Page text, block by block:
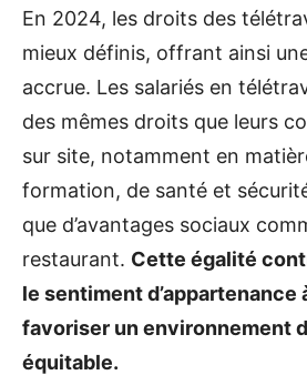
En 2024, les droits des
mieux définis, offrant ainsi
accrue. Les salariés en
des mêmes droits que leurs
sur site, notamment en
formation, de santé et
que d’avantages sociaux
restaurant. Cette égalité
le sentiment d’appartenance
favoriser un environnement
équitable.